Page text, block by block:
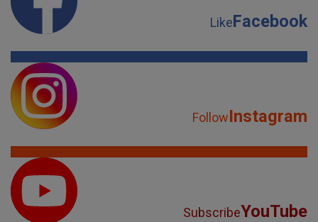
LikeFacebook
FollowInstagram
SubscribeYouTube